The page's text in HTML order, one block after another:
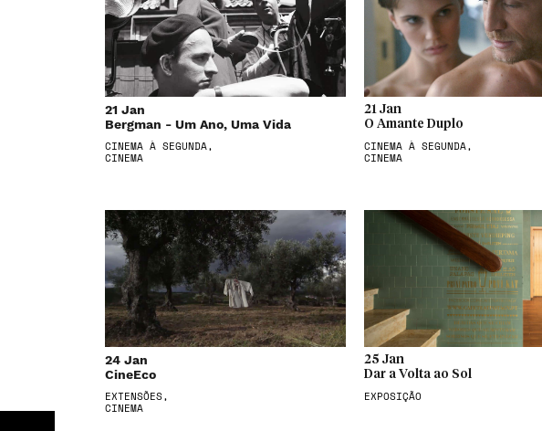
21 Jan
Bergman - Um Ano, Uma Vida
CINEMA À SEGUNDA,
CINEMA
21 Jan
O Amante Duplo
CINEMA À SEGUNDA,
CINEMA
24 Jan
CineEco
EXTENSÕES,
CINEMA
25 Jan
Dar a Volta ao Sol
EXPOSIÇÃO